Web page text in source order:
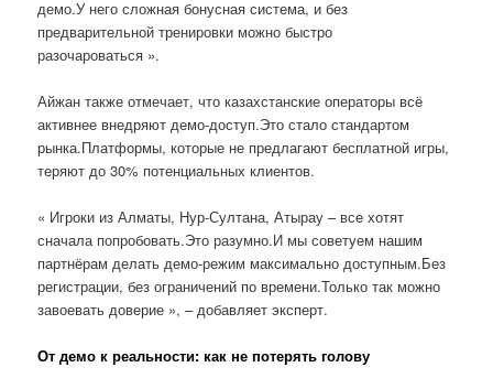
демо.У него сложная бонусная система, и без
предварительной тренировки можно быстро
разочароваться ».
Айжан также отмечает, что казахстанские операторы всё
активнее внедряют демо-доступ.Это стало стандартом
рынка.Платформы, которые не предлагают бесплатной игры,
теряют до 30% потенциальных клиентов.
« Игроки из Алматы, Нур-Султана, Атырау – все хотят
сначала попробовать.Это разумно.И мы советуем нашим
партнёрам делать демо-режим максимально доступным.Без
регистрации, без ограничений по времени.Только так можно
завоевать доверие », – добавляет эксперт.
От демо к реальности: как не потерять голову